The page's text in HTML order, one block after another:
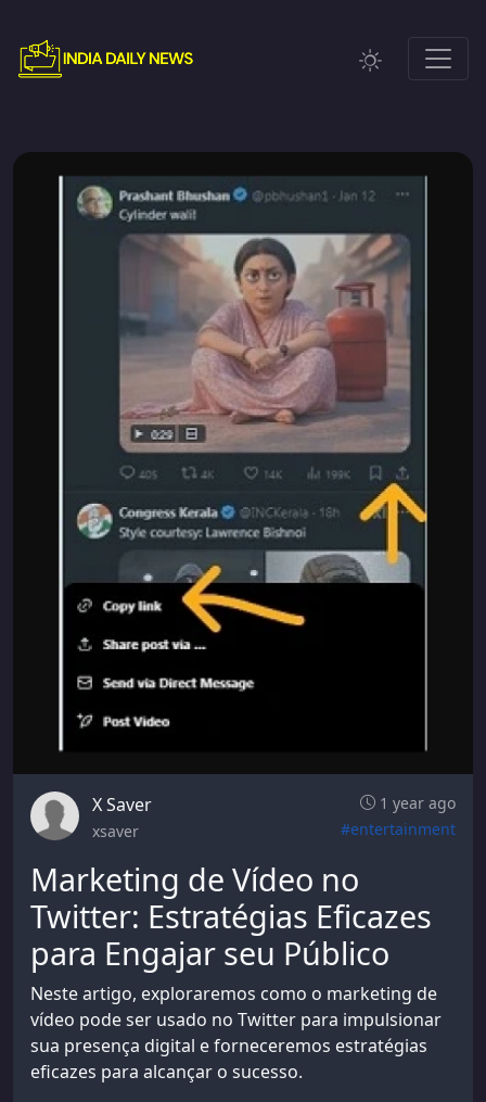
X Saver
1 year ago
xsaver
#entertainment
Marketing de Vídeo no
Twitter: Estratégias Eficazes
para Engajar seu Público
Neste artigo, exploraremos como o marketing de
vídeo pode ser usado no Twitter para impulsionar
sua presença digital e forneceremos estratégias
eficazes para alcançar o sucesso.